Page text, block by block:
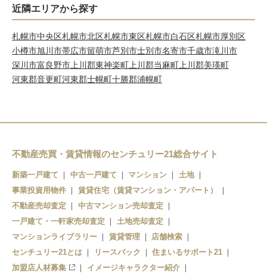
近隣エリアから探す
札幌市中央区札幌市北区札幌市東区札幌市白石区札幌市厚別区
小樽市旭川市帯広市留萌市芦別市士別市名寄市千歳市滝川市
深川市富良野市 上川郡東神楽町 上川郡当麻町 上川郡美瑛町
河東郡音更町河東郡士幌町十勝郡浦幌町
不動産売買・賃貸情報のセンチュリー21総合サイト
新築一戸建て 中古一戸建て マンション
土地
事業投資用物件
賃貸住宅（賃貸マンション・アパート）
不動産売却査定
中古マンション売却査定
一戸建て・一軒家売却査定
土地売却査定
マンションライブラリー
賃貸管理
店舗検索
センチュリー21とは
リースバック
住まいるサポート21
加盟店人材募集
イメージキャラクター紹介